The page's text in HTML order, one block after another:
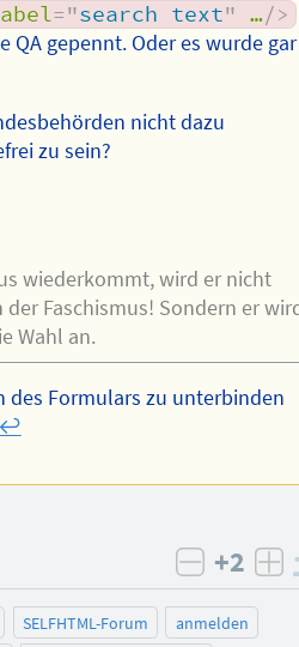
="search text" …/>
QA gepennt. Oder es wurde gar
nicht dazu
zu sein?
wiederkommt, wird er nicht
der Faschismus! Sondern er
Wahl an.
des Formulars zu unterbinden
↩︎
negativ
+2
SELFHTML-Forum
anmelden